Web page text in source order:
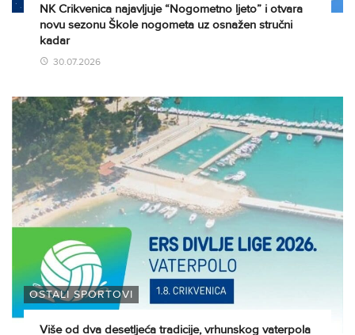
NK Crikvenica najavljuje “Nogometno ljeto” i otvara
novu sezonu Škole nogometa uz osnažen stručni
kadar
30.07.2026
OSTALI SPORTOVI
Više od dva desetljeća tradicije, vrhunskog vaterpola